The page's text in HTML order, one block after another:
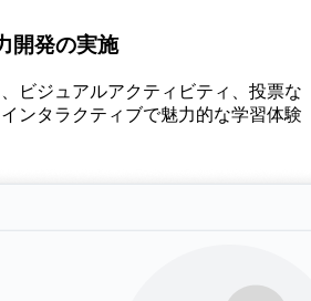
開発の実施
ビジュアルアクティビティ、投票な
ンタラクティブで魅力的な学習体験